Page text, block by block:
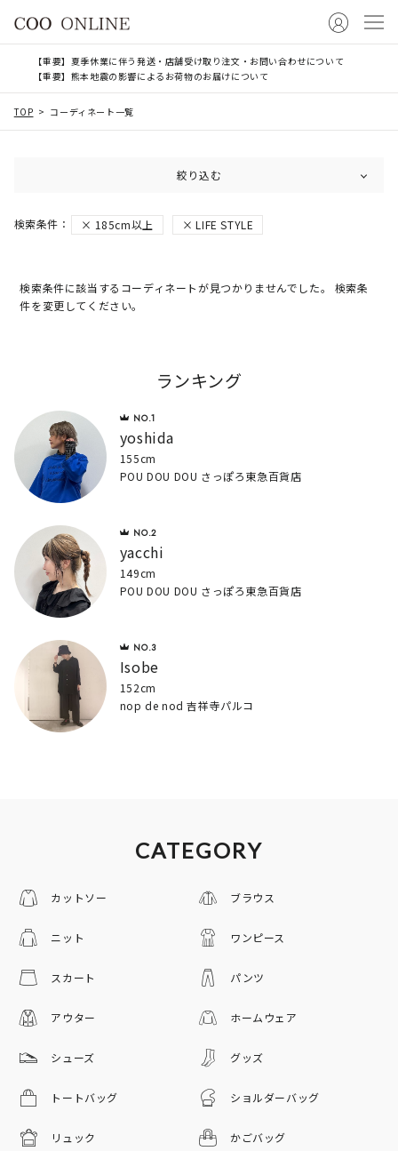
【重要】夏季休業に伴う発送・店舗受け取り注文・お問い合わせについて
【重要】熊本地震の影響によるお荷物のお届けについて
TOP コーディネート一覧
絞り込む
185cm以上 LIFE STYLE
検索条件に該当するコーディネートが見つかりませんでした。 検索条
件を変更してください。
ランキング
yoshida
155cm
POU DOU DOU さっぽろ東急百貨店
yacchi
149cm
POU DOU DOU さっぽろ東急百貨店
Isobe
152cm
nop de nod 吉祥寺パルコ
CATEGORY
カットソー ブラウス
ニット ワンピース
スカート パンツ
アウター ホームウェア
シューズ グッズ
トートバッグ ショルダーバッグ
リュック かごバッグ